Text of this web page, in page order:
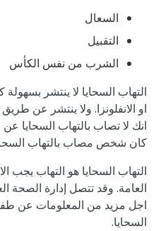
السعال
التقبيل
الشرب من نفس الكأس
التهاب السحايا لا ينتشر بسهولة
او الانفلونزا. ولا ينتشر عن
انك لا تصاب بالتهاب السحايا
كان شخص مصاب بالتهاب
التهاب السحايا هو التهاب يجب
العامة. وقد تتصل إدارة
اجل مزيد من المعلومات عن
السحايا.